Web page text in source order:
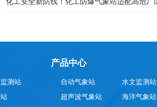
测站
产品中心
自动气象站
超声波气象站
水文监测站
海洋气象站